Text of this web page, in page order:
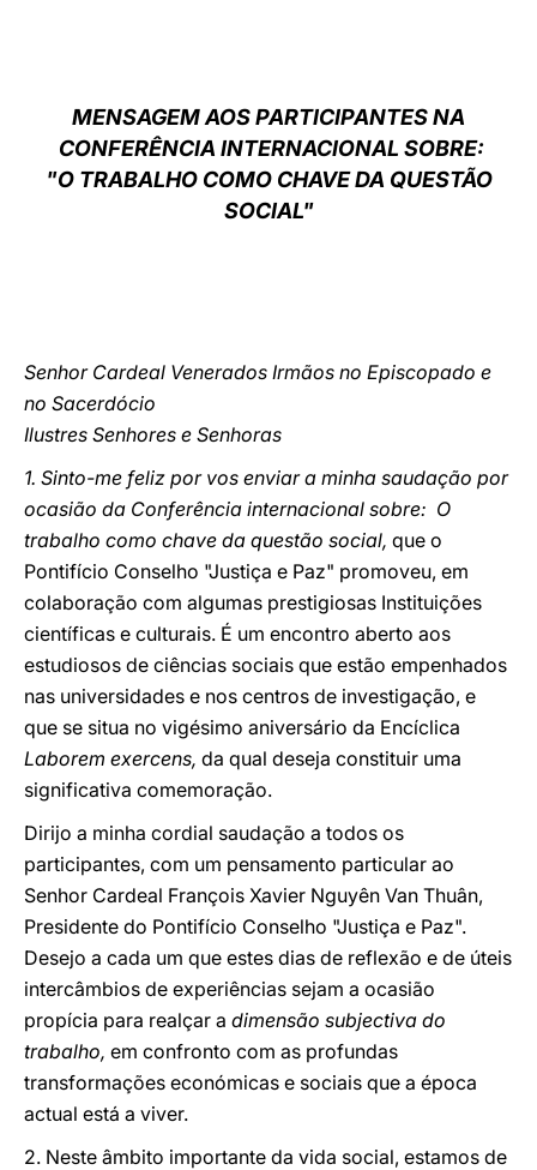
MENSAGEM AOS PARTICIPANTES NA
CONFERÊNCIA INTERNACIONAL SOBRE:
"O TRABALHO COMO CHAVE DA QUESTÃO
SOCIAL"
Senhor Cardeal Venerados Irmãos no Episcopado e
no Sacerdócio
Ilustres Senhores e Senhoras
1. Sinto-me feliz por vos enviar a minha saudação por
ocasião da Conferência internacional sobre: O
trabalho como chave da questão social, que o
Pontifício Conselho "Justiça e Paz" promoveu, em
colaboração com algumas prestigiosas Instituições
científicas e culturais. É um encontro aberto aos
estudiosos de ciências sociais que estão empenhados
nas universidades e nos centros de investigação, e
que se situa no vigésimo aniversário da Encíclica
Laborem exercens, da qual deseja constituir uma
significativa comemoração.
Dirijo a minha cordial saudação a todos os
participantes, com um pensamento particular ao
Senhor Cardeal François Xavier Nguyên Van Thuân,
Presidente do Pontifício Conselho "Justiça e Paz".
Desejo a cada um que estes dias de reflexão e de úteis
intercâmbios de experiências sejam a ocasião
propícia para realçar a dimensão subjectiva do
trabalho, em confronto com as profundas
transformações económicas e sociais que a época
actual está a viver.
2. Neste âmbito importante da vida social, estamos de